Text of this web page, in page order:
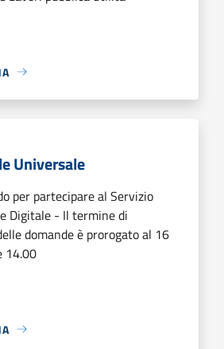
Universale
per partecipare al Servizio
Digitale - Il termine di
domande è prorogato al 16
14.00